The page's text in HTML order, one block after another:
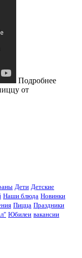
Подробнее
от
Дети Детские
Наши блюда Новинки
Пицца Праздники
Юбилеи вакансии